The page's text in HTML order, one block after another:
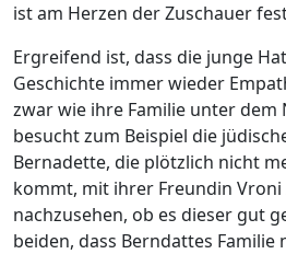
ist am Herzen der Zuschauer
Ergreifend ist, dass die junge
Geschichte immer wieder
zwar wie ihre Familie unter dem
besucht zum Beispiel die
Bernadette, die plötzlich nicht
kommt, mit ihrer Freundin Vroni
nachzusehen, ob es dieser gut
beiden, dass Berndattes